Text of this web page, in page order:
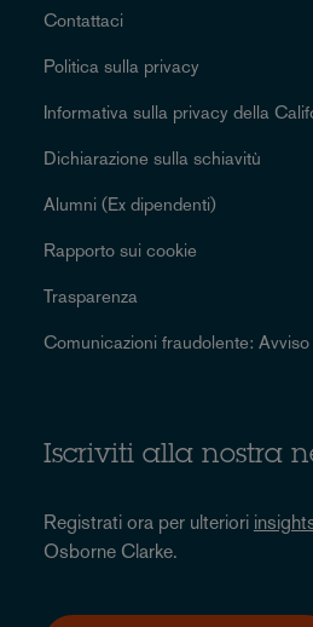
Contattaci
Politica sulla privacy
Informativa sulla privacy della
Dichiarazione sulla schiavitù
Alumni (Ex dipendenti)
Rapporto sui cookie
Trasparenza
Comunicazioni fraudolente: Avviso
Iscriviti alla nostra
Registrati ora per ulteriori
Osborne Clarke.